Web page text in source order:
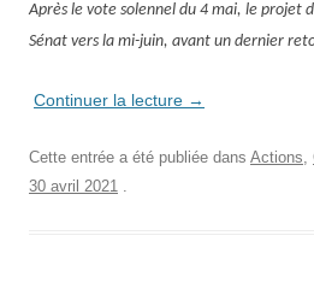
Après le vote solennel du 4 mai, le projet
Sénat vers la mi-juin, avant un dernier
Continuer la lecture →
Cette entrée a été publiée dans Actions,
30 avril 2021 .